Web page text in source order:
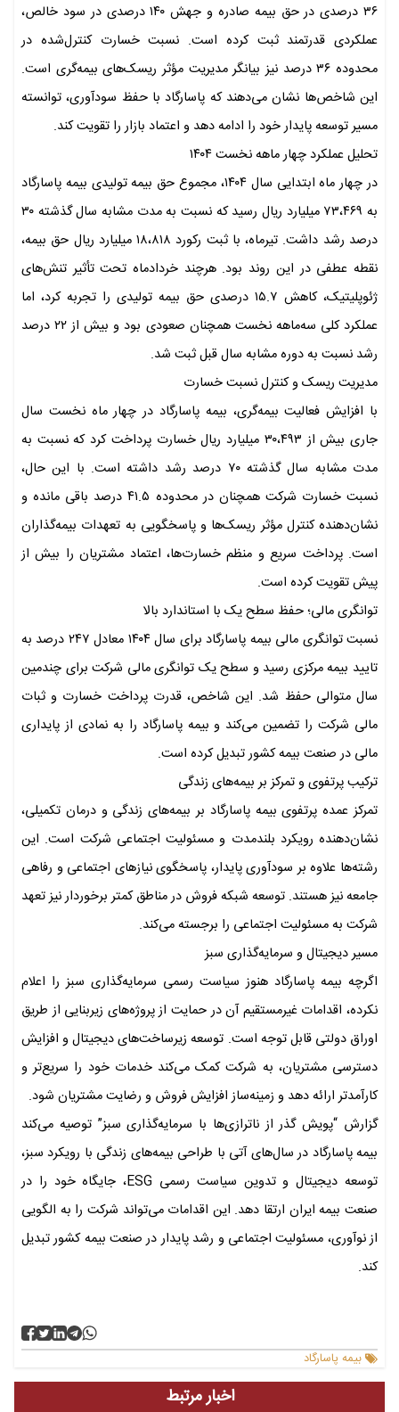
۳۶ درصدی در حق بیمه صادره و جهش ۱۴۰ درصدی در سود خالص،
عملکردی قدرتمند ثبت کرده است. نسبت خسارت کنترل‌شده در
محدوده ۳۶ درصد نیز بیانگر مدیریت مؤثر ریسک‌های بیمه‌گری است.
این شاخص‌ها نشان می‌دهند که پاسارگاد با حفظ سودآوری، توانسته
مسیر توسعه پایدار خود را ادامه دهد و اعتماد بازار را تقویت کند.
تحلیل عملکرد چهار ماهه نخست ۱۴۰۴
در چهار ماه ابتدایی سال ۱۴۰۴، مجموع حق بیمه تولیدی بیمه پاسارگاد
به ۷۳،۴۶۹ میلیارد ریال رسید که نسبت به مدت مشابه سال گذشته ۳۰
درصد رشد داشت. تیرماه، با ثبت رکورد ۱۸،۸۱۸ میلیارد ریال حق بیمه،
نقطه عطفی در این روند بود. هرچند خردادماه تحت تأثیر تنش‌های
ژئوپلیتیک، کاهش ۱۵.۷ درصدی حق بیمه تولیدی را تجربه کرد، اما
عملکرد کلی سه‌ماهه نخست همچنان صعودی بود و بیش از ۲۲ درصد
رشد نسبت به دوره مشابه سال قبل ثبت شد.
مدیریت ریسک و کنترل نسبت خسارت
با افزایش فعالیت بیمه‌گری، بیمه پاسارگاد در چهار ماه نخست سال
جاری بیش از ۳۰،۴۹۳ میلیارد ریال خسارت پرداخت کرد که نسبت به
مدت مشابه سال گذشته ۷۰ درصد رشد داشته است. با این حال،
نسبت خسارت شرکت همچنان در محدوده ۴۱.۵ درصد باقی مانده و
نشان‌دهنده کنترل مؤثر ریسک‌ها و پاسخگویی به تعهدات بیمه‌گذاران
است. پرداخت سریع و منظم خسارت‌ها، اعتماد مشتریان را بیش از
پیش تقویت کرده است.
توانگری مالی؛ حفظ سطح یک با استاندارد بالا
نسبت توانگری مالی بیمه پاسارگاد برای سال ۱۴۰۴ معادل ۲۴۷ درصد به
تایید بیمه مرکزی رسید و سطح یک توانگری مالی شرکت برای چندمین
سال متوالی حفظ شد. این شاخص، قدرت پرداخت خسارت و ثبات
مالی شرکت را تضمین می‌کند و بیمه پاسارگاد را به نمادی از پایداری
مالی در صنعت بیمه کشور تبدیل کرده است.
ترکیب پرتفوی و تمرکز بر بیمه‌های زندگی
تمرکز عمده پرتفوی بیمه پاسارگاد بر بیمه‌های زندگی و درمان تکمیلی،
نشان‌دهنده رویکرد بلندمدت و مسئولیت اجتماعی شرکت است. این
رشته‌ها علاوه بر سودآوری پایدار، پاسخگوی نیاز‌های اجتماعی و رفاهی
جامعه نیز هستند. توسعه شبکه فروش در مناطق کمتر برخوردار نیز تعهد
شرکت به مسئولیت اجتماعی را برجسته می‌کند.
مسیر دیجیتال و سرمایه‌گذاری سبز
اگرچه بیمه پاسارگاد هنوز سیاست رسمی سرمایه‌گذاری سبز را اعلام
نکرده، اقدامات غیرمستقیم آن در حمایت از پروژه‌های زیربنایی از طریق
اوراق دولتی قابل توجه است. توسعه زیرساخت‌های دیجیتال و افزایش
دسترسی مشتریان، به شرکت کمک می‌کند خدمات خود را سریع‌تر و
کارآمدتر ارائه دهد و زمینه‌ساز افزایش فروش و رضایت مشتریان شود.
گزارش “پویش گذر از ناترازی‌ها با سرمایه‌گذاری سبز” توصیه می‌کند
بیمه پاسارگاد در سال‌های آتی با طراحی بیمه‌های زندگی با رویکرد سبز،
توسعه دیجیتال و تدوین سیاست رسمی ESG، جایگاه خود را در
صنعت بیمه ایران ارتقا دهد. این اقدامات می‌تواند شرکت را به الگویی
از نوآوری، مسئولیت اجتماعی و رشد پایدار در صنعت بیمه کشور تبدیل
کند.
بیمه پاسارگاد
اخبار مرتبط